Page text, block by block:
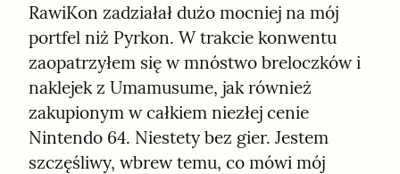
RawiKon zadziałał dużo mocniej na mój
portfel niż Pyrkon. W trakcie konwentu
zaopatrzyłem się w mnóstwo breloczków i
naklejek z Umamusume, jak również
zakupionym w całkiem niezłej cenie
Nintendo 64. Niestety bez gier. Jestem
szczęśliwy, wbrew temu, co mówi mój